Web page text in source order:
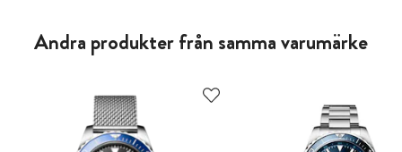
Andra produkter från samma varumärke